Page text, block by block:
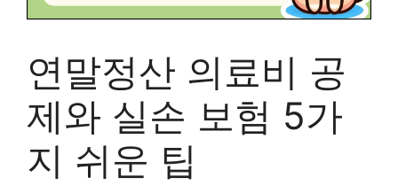
연말정산 의료비 공
제와 실손 보험 5가
지 쉬운 팁